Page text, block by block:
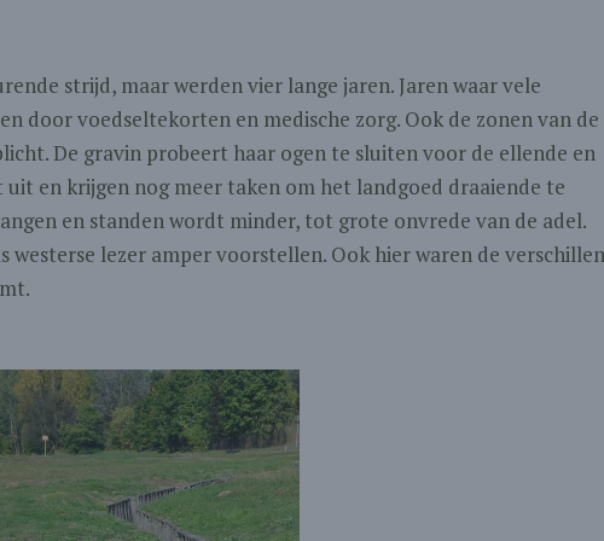
strijd, maar werden vier lange jaren. Jaren waar vele
door voedseltekorten en medische zorg. Ook de zonen van de
De gravin probeert haar ogen te sluiten voor de ellende en
en krijgen nog meer taken om het landgoed draaiende te
en standen wordt minder, tot grote onvrede van de adel.
westerse lezer amper voorstellen. Ook hier waren de verschillen